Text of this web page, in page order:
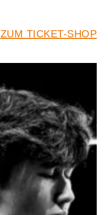
ZUM TICKET-SHOP